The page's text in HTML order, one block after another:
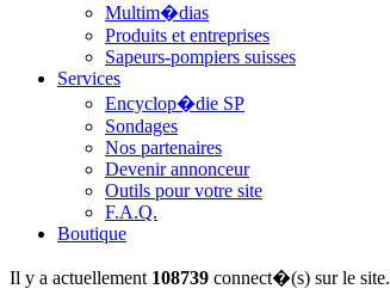
Multim�dias
Produits et entreprises
Sapeurs-pompiers suisses
Services
Encyclop�die SP
Sondages
Nos partenaires
Devenir annonceur
Outils pour votre site
F.A.Q.
Boutique
Il y a actuellement 108739 connect�(s) sur le site.